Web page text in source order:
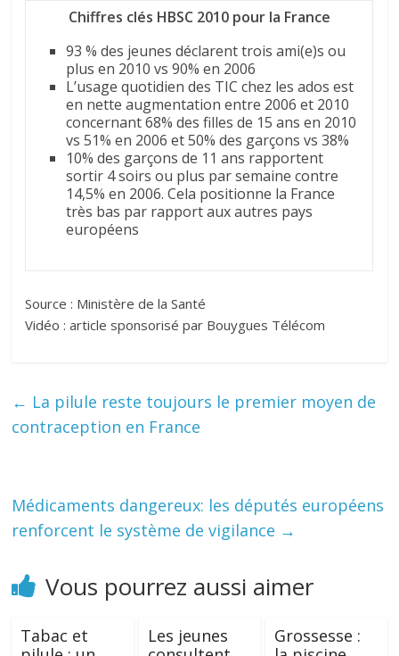
Chiffres clés HBSC 2010 pour la France
93 % des jeunes déclarent trois ami(e)s ou
plus en 2010 vs 90% en 2006
L’usage quotidien des TIC chez les ados est
en nette augmentation entre 2006 et 2010
concernant 68% des filles de 15 ans en 2010
vs 51% en 2006 et 50% des garçons vs 38%
10% des garçons de 11 ans rapportent
sortir 4 soirs ou plus par semaine contre
14,5% en 2006. Cela positionne la France
très bas par rapport aux autres pays
européens
Source : Ministère de la Santé
Vidéo : article sponsorisé par Bouygues Télécom
← La pilule reste toujours le premier moyen de
contraception en France
Médicaments dangereux: les députés européens
renforcent le système de vigilance →
Vous pourrez aussi aimer
Tabac et
Les jeunes
Grossesse :